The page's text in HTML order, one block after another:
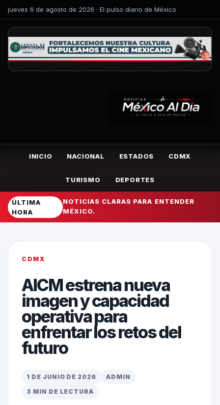
jueves 6 de agosto de 2026 · El pulso diario de México
INICIO NACIONAL ESTADOS CDMX
TURISMO DEPORTES
ÚLTIMA
HORA
NOTICIAS CLARAS PARA ENTENDER
MÉXICO.
CDMX
AICM estrena nueva
imagen y capacidad
operativa para
enfrentar los retos del
futuro
1 DE JUNIO DE 2026
ADMIN
3 MIN DE LECTURA